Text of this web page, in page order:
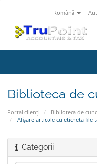
Română
Biblioteca de
Portal clienți
Biblioteca de
Afișare articole cu eticheta file
Categorii